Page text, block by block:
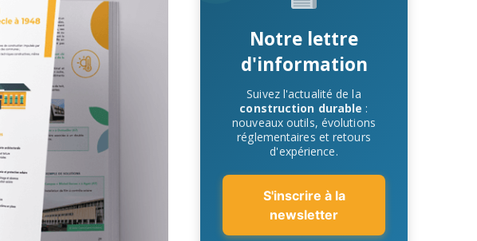
Notre lettre
d'information
Suivez l'actualité de la
construction durable :
nouveaux outils, évolutions
réglementaires et retours
d'expérience.
S'inscrire à la
newsletter